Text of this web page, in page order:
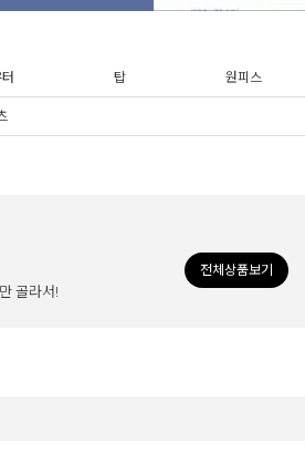
탑 원피스
전체상품보기
골라서!